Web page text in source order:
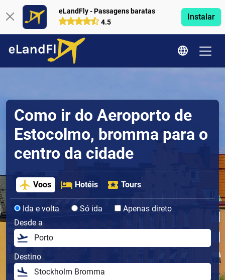
eLandFly - Passagens baratas
4.5
Instalar
Como ir do Aeroporto de
Estocolmo, bromma para o
centro da cidade
Voos Hotéis Tours
Ida e volta Só ida
Apenas direto
Desde a
Destino